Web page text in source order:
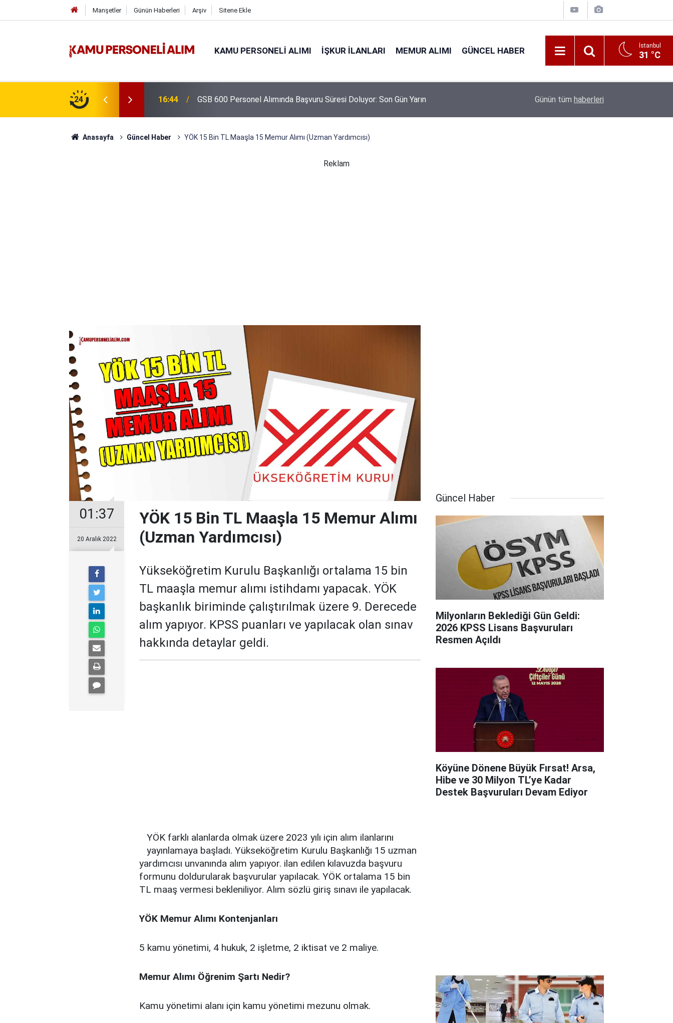
Manşetler Günün Haberleri Arşiv Sitene Ekle
KAMU PERSONELI ALIMI İŞKUR İLANLARI MEMUR ALIMI GÜNCEL HABER İstanbul
31 °C
24
Süresi Doluyor: Son Gün Yarın 16:38 Kıyı Emniyeti Genel Müdürlüğü 26 İşçi Alımı Yapacak Tarım Bakanlığı 1.874 Personel Alacak:
Günün tüm haberleri
Anasayfa Güncel Haber YÖK 15 Bin TL Maaşla 15 Memur Alımı (Uzman Yardımcısı)
Reklam
01:37
20 Aralık 2022
YÖK 15 Bin TL Maaşla 15 Memur Alımı
(Uzman Yardımcısı)
Yükseköğretim Kurulu Başkanlığı ortalama 15 bin
TL maaşla memur alımı istihdamı yapacak. YÖK
başkanlık biriminde çalıştırılmak üzere 9. Derecede
alım yapıyor. KPSS puanları ve yapılacak olan sınav
hakkında detaylar geldi.
YÖK farklı alanlarda olmak üzere 2023 yılı için alım ilanlarını
yayınlamaya başladı. Yükseköğretim Kurulu Başkanlığı 15 uzman
yardımcısı unvanında alım yapıyor. ilan edilen kılavuzda başvuru
formunu doldurularak başvurular yapılacak. YÖK ortalama 15 bin
TL maaş vermesi bekleniliyor. Alım sözlü giriş sınavı ile yapılacak.
YÖK Memur Alımı Kontenjanları
5 kamu yönetimi, 4 hukuk, 2 işletme, 2 iktisat ve 2 maliye.
Memur Alımı Öğrenim Şartı Nedir?
Kamu yönetimi alanı için kamu yönetimi mezunu olmak.
Güncel Haber
Milyonların Beklediği Gün Geldi:
2026 KPSS Lisans Başvuruları
Resmen Açıldı
Köyüne Dönene Büyük Fırsat! Arsa,
Hibe ve 30 Milyon TL’ye Kadar
Destek Başvuruları Devam Ediyor